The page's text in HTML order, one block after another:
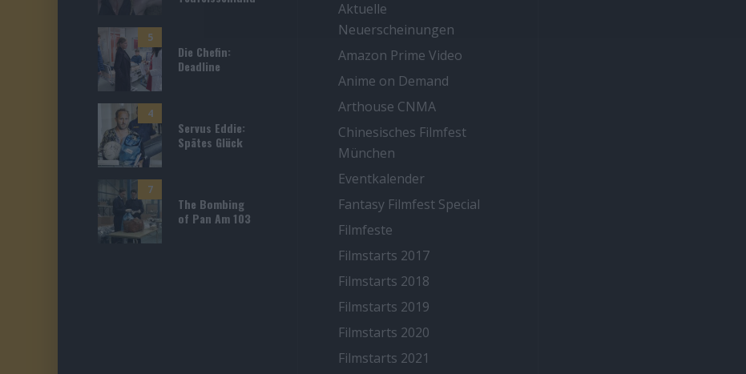
5
Die Chefin:
Deadline
4
Servus Eddie:
Spätes Glück
7
The Bombing
of Pan Am 103
Aktuelle
Neuerscheinungen
Amazon Prime Video
Anime on Demand
Arthouse CNMA
Chinesisches Filmfest
München
Eventkalender
Fantasy Filmfest Special
Filmfeste
Filmstarts 2017
Filmstarts 2018
Filmstarts 2019
Filmstarts 2020
Filmstarts 2021